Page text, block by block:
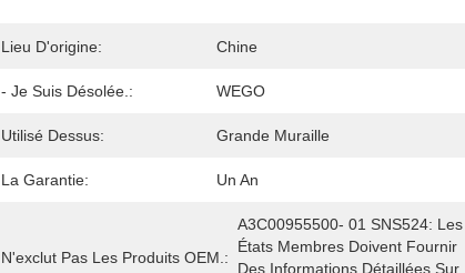
Lieu D'origine: Chine
- Je Suis Désolée.: WEGO
Utilisé Dessus: Grande Muraille
La Garantie: Un An
N'exclut Pas Les Produits OEM.:
A3C00955500- 01 SNS524: Les
États Membres Doivent Fournir
Des Informations Détaillées Sur